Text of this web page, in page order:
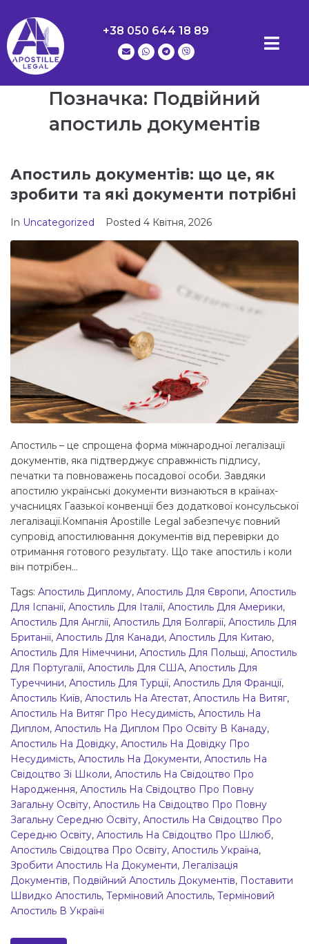
+38 050 644 18 89
Позначка: Подвійний
апостиль документів
Апостиль документів: що це, як
зробити та які документи потрібні
In Uncategorized Posted 4 Квітня, 2026
Апостиль – це спрощена форма міжнародної легалізації
документів, яка підтверджує справжність підпису,
печатки та повноважень посадової особи. Завдяки
апостилю українські документи визнаються в країнах-
учасницях Гаазької конвенції без додаткової консульської
легалізації.Компанія Apostille Legal забезпечує повний
супровід апостилювання документів від перевірки до
отримання готового результату. Що таке апостиль і коли
він потрібен...
Tags: Апостиль Диплому, Апостиль Для Європи, Апостиль
Для Іспанії, Апостиль Для Італії, Апостиль Для Америки,
Апостиль Для Англії, Апостиль Для Болгарії, Апостиль Для
Британії, Апостиль Для Канади, Апостиль Для Китаю,
Апостиль Для Німеччини, Апостиль Для Польщі, Апостиль
Для Португалії, Апостиль Для США, Апостиль Для
Туреччини, Апостиль Для Турції, Апостиль Для Франції,
Апостиль Київ, Апостиль На Атестат, Апостиль На Витяг,
Апостиль На Витяг Про Несудимість, Апостиль На
Диплом, Апостиль На Диплом Про Освіту В Канаду,
Апостиль На Довідку, Апостиль На Довідку Про
Несудимість, Апостиль На Документи, Апостиль На
Свідоцтво Зі Школи, Апостиль На Свідоцтво Про
Народження, Апостиль На Свідоцтво Про Повну
Загальну Освіту, Апостиль На Свідоцтво Про Повну
Загальну Середню Освіту, Апостиль На Свідоцтво Про
Середню Освіту, Апостиль На Свідоцтво Про Шлюб,
Апостиль Свідоцтва Про Освіту, Апостиль Україна,
Зробити Апостиль На Документи, Легалізація
Документів, Подвійний Апостиль Документів, Поставити
Швидко Апостиль, Терміновий Апостиль, Терміновий
Апостиль В Україні